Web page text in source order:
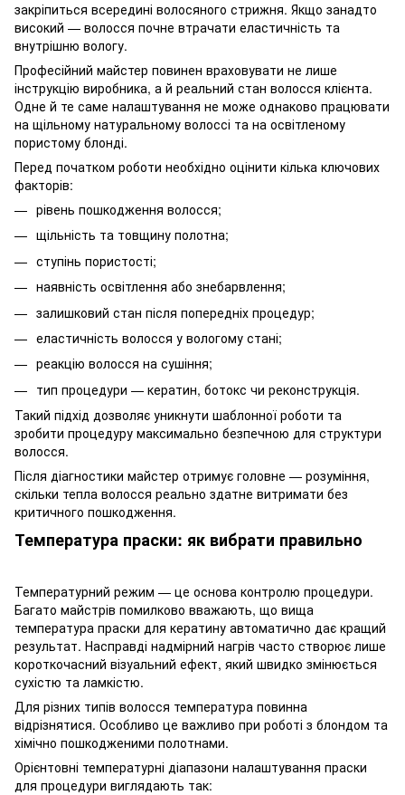
закріпиться всередині волосяного стрижня. Якщо занадто
високий — волосся почне втрачати еластичність та
внутрішню вологу.
Професійний майстер повинен враховувати не лише
інструкцію виробника, а й реальний стан волосся клієнта.
Одне й те саме налаштування не може однаково працювати
на щільному натуральному волоссі та на освітленому
пористому блонді.
Перед початком роботи необхідно оцінити кілька ключових
факторів:
рівень пошкодження волосся;
щільність та товщину полотна;
ступінь пористості;
наявність освітлення або знебарвлення;
залишковий стан після попередніх процедур;
еластичність волосся у вологому стані;
реакцію волосся на сушіння;
тип процедури — кератин, ботокс чи реконструкція.
Такий підхід дозволяє уникнути шаблонної роботи та
зробити процедуру максимально безпечною для структури
волосся.
Після діагностики майстер отримує головне — розуміння,
скільки тепла волосся реально здатне витримати без
критичного пошкодження.
Температура праски: як вибрати правильно
Температурний режим — це основа контролю процедури.
Багато майстрів помилково вважають, що вища
температура праски для кератину автоматично дає кращий
результат. Насправді надмірний нагрів часто створює лише
короткочасний візуальний ефект, який швидко змінюється
сухістю та ламкістю.
Для різних типів волосся температура повинна
відрізнятися. Особливо це важливо при роботі з блондом та
хімічно пошкодженими полотнами.
Орієнтовні температурні діапазони налаштування праски
для процедури виглядають так: